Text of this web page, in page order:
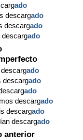
ado
descargado
descargado
descargado
ado
descargado
ado
descargado
descargado
descargado
anterior